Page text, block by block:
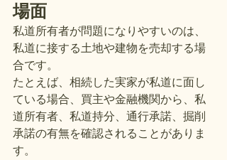
場面
私道所有者が問題になりやすいのは、
私道に接する土地や建物を売却する場
合です。
たとえば、相続した実家が私道に面し
ている場合、買主や金融機関から、私
道所有者、私道持分、通行承諾、掘削
承諾の有無を確認されることがありま
す。